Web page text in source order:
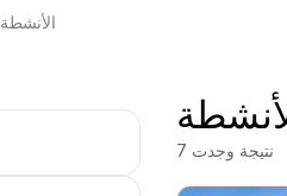
الأنشطة
7 نتيجة وجدت